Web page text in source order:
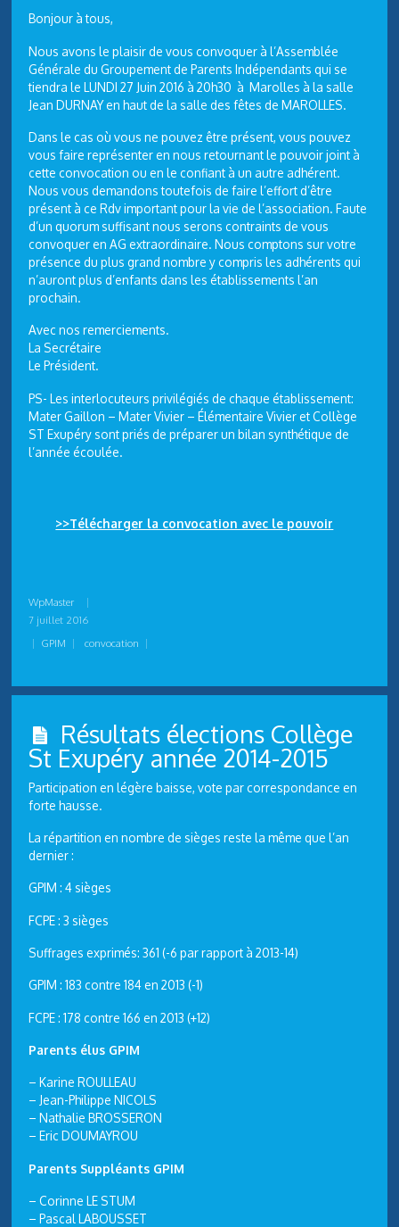
Bonjour à tous,
Nous avons le plaisir de vous convoquer à l’Assemblée
Générale du Groupement de Parents Indépendants qui se
tiendra leLUNDI 27 Juin 2016 à 20h30 à Marolles à la salle
Jean DURNAY en haut de la salle des fêtes de MAROLLES.
Dans le cas où vous ne pouvez être présent, vous pouvez
vous faire représenter en nous retournant le pouvoir joint à
cette convocation ou en le confiant à un autre adhérent.
Nous vous demandons toutefois de faire l’effort d’être
présent à ce Rdv important pour la vie de l’association. Faute
d’un quorum suffisant nous serons contraints de vous
convoquer en AG extraordinaire. Nous comptons sur votre
présence du plus grand nombre y compris les adhérents qui
n’auront plus d’enfants dans les établissements l’an
prochain.
Avec nos remerciements.
La Secrétaire
Le Président.
PS- Les interlocuteurs privilégiés de chaque établissement:
Mater Gaillon – Mater Vivier – Élémentaire Vivier et Collège
ST Exupéry sont priés de préparer un bilan synthétique de
l’année écoulée.
>>Télécharger la convocation avec le pouvoir
WpMaster
|
7 juillet 2016
| GPIM | convocation |
Résultats élections Collège
St Exupéry année 2014-2015
Participation en légère baisse, vote par correspondance en
forte hausse.
La répartition en nombre de sièges reste la même que l’an
dernier :
GPIM : 4 sièges
FCPE : 3 sièges
Suffrages exprimés: 361 (-6 par rapport à 2013-14)
GPIM : 183 contre 184 en 2013 (-1)
FCPE : 178 contre 166 en 2013 (+12)
Parents élus GPIM
– Karine ROULLEAU
– Jean-Philippe NICOLS
– Nathalie BROSSERON
– Eric DOUMAYROU
Parents Suppléants GPIM
– Corinne LE STUM
– Pascal LABOUSSET